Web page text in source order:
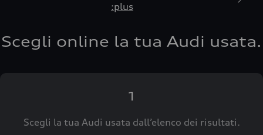
:plus
Scegli online la tua Audi usata.
1
Scegli la tua Audi usata dall’elenco dei risultati.